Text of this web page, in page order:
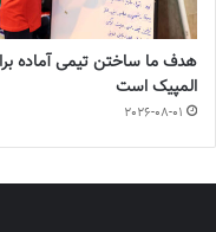
هدف ما ساختن تیمی آماده
المپیک است
2026-08-01